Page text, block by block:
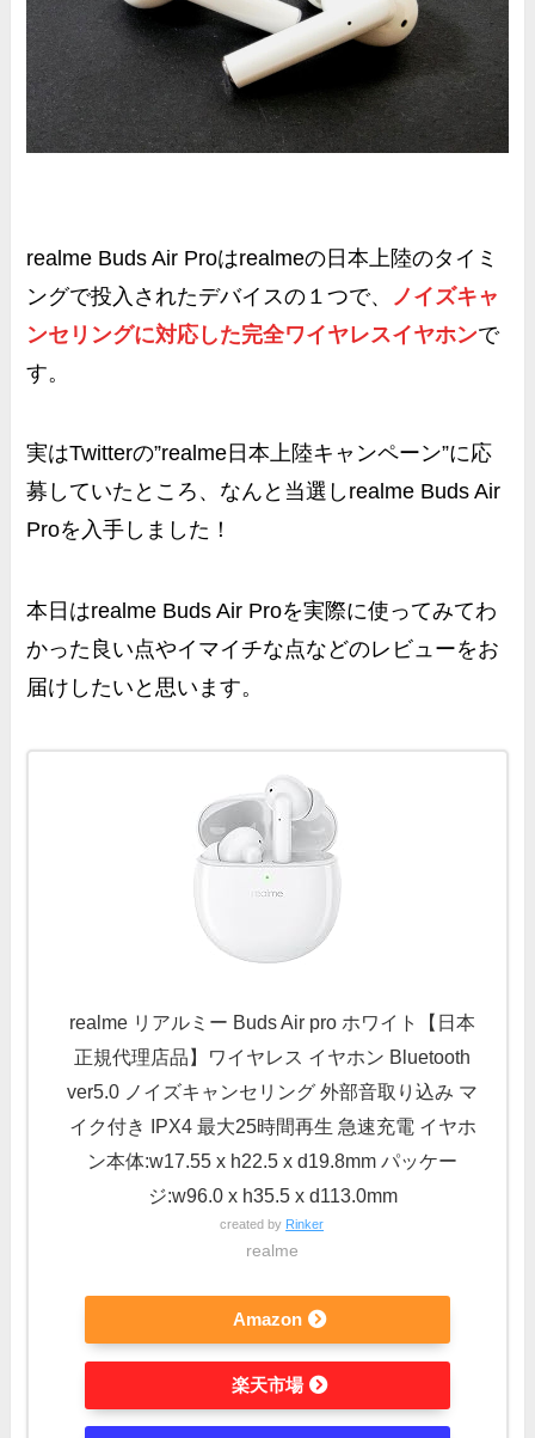
realme Buds Air Proはrealmeの日本上陸のタイミ
ングで投入されたデバイスの１つで、
ノイズキャ
ンセリングに対応した完全ワイヤレスイヤホンで
す。
実はTwitterの”realme日本上陸キャンペーン”に応
募していたところ、なんと当選しrealme Buds Air
Proを入手しました！
本日はrealme Buds Air Proを実際に使ってみてわ
かった良い点やイマイチな点などのレビューをお
届けしたいと思います。
realme リアルミー Buds Air pro ホワイト【日本
正規代理店品】ワイヤレス イヤホン Bluetooth
ver5.0 ノイズキャンセリング 外部音取り込み マ
イク付き IPX4 最大25時間再生 急速充電 イヤホ
ン本体:w17.55 x h22.5 x d19.8mm パッケー
ジ:w96.0 x h35.5 x d113.0mm
created by Rinker
realme
Amazon
楽天市場